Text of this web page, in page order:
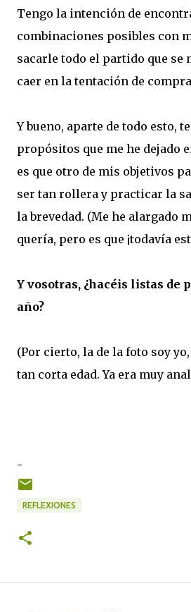
Tengo la intención de
combinaciones posibles con
sacarle todo el partido que se
caer en la tentación de
Y bueno, aparte de todo esto,
propósitos que me he dejado
es que otro de mis objetivos
ser tan rollera y practicar la
la brevedad. (Me he alargado
quería, pero es que ¡todavía
Y vosotras, ¿hacéis listas de
año?
(Por cierto, la de la foto soy
tan corta edad. Ya era muy
-
REFLEXIONES